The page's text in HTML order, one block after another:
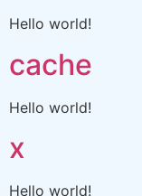
Hello world!
cache
Hello world!
x
Hello world!